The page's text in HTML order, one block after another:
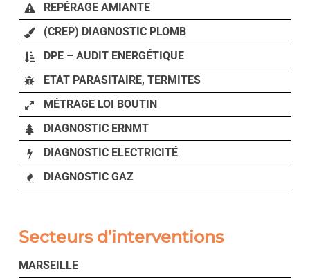
REPÉRAGE AMIANTE
(CREP) DIAGNOSTIC PLOMB
DPE – AUDIT ENERGÉTIQUE
ETAT PARASITAIRE, TERMITES
MÉTRAGE LOI BOUTIN
DIAGNOSTIC ERNMT
DIAGNOSTIC ELECTRICITÉ
DIAGNOSTIC GAZ
Secteurs d’interventions
MARSEILLE